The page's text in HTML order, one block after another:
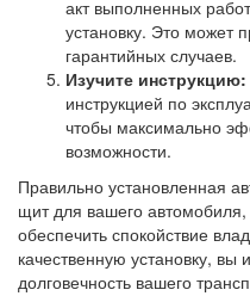
акт выполненных
установку. Это может
гарантийных случаев.
Изучите инструкцию:
инструкцией по
чтобы максимально
возможности.
Правильно установленная
щит для вашего автомобиля,
обеспечить спокойствие
качественную установку, вы
долговечность вашего